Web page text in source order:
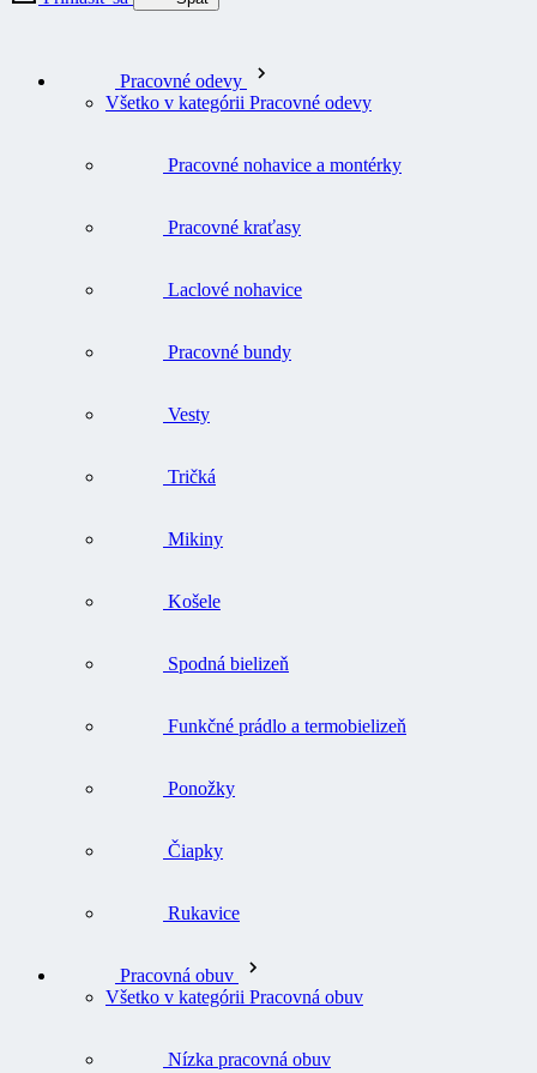
Pracovné odevy
Všetko v kategórii Pracovné odevy
Pracovné nohavice a montérky
Pracovné kraťasy
Laclové nohavice
Pracovné bundy
Vesty
Tričká
Mikiny
Košele
Spodná bielizeň
Funkčné prádlo a termobielizeň
Ponožky
Čiapky
Rukavice
Pracovná obuv
Všetko v kategórii Pracovná obuv
Nízka pracovná obuv